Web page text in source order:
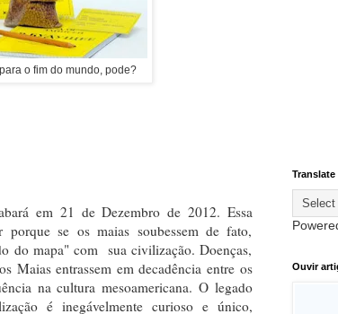
o fim do mundo, pode?
em 21 de Dezembro de 2012. Essa
se os maias soubessem de fato,
do mapa" com sua civilização. Doenças,
Maias entrassem em decadência entre os
na cultura mesoamericana. O legado
é inegávelmente curioso e único,
Translate
Ouvir